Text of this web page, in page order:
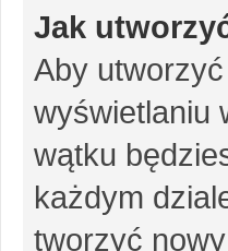
Jak
Aby
wyświetlaniu
wątku
każdym
tworzyć